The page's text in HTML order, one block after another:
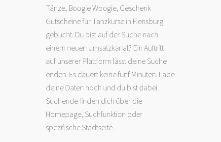
Tänze, Boogie Woogie , Geschenk
Gutscheine für Tanzkurse in Flensburg
gebucht. Du bist auf der Suche nach
einem neuen Umsatzkanal? Ein Auftritt
auf unserer Plattform lässt deine Suche
enden. Es dauert keine fünf Minuten. Lade
deine Daten hoch und du bist dabei.
Suchende finden dich über die
Homepage, Suchfunktion oder
spezifische Stadtseite.